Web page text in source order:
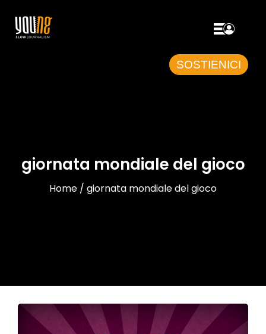
SOSTIENICI
giornata mondiale del gioco
Home / giornata mondiale del gioco